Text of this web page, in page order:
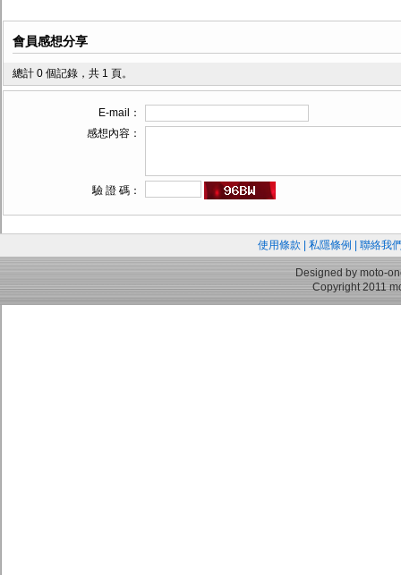
會員感想分享
總計 0 個記錄，共 1 頁。
E-mail：
感想內容：
驗 證 碼：
使用條款 私隱條例 聯絡我
Designed by moto-
Copyright 2011